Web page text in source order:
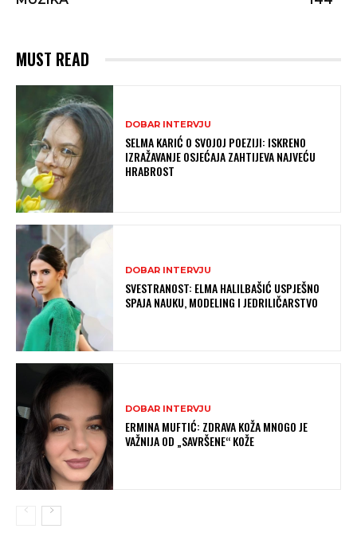
MUST READ
DOBAR INTERVJU
SELMA KARIĆ O SVOJOJ POEZIJI: ISKRENO
IZRAŽAVANJE OSJEĆAJA ZAHTIJEVA NAJVEĆU
HRABROST
DOBAR INTERVJU
SVESTRANOST: ELMA HALILBAŠIĆ USPJEŠNO
SPAJA NAUKU, MODELING I JEDRILIČARSTVO
DOBAR INTERVJU
ERMINA MUFTIĆ: ZDRAVA KOŽA MNOGO JE
VAŽNIJA OD „SAVRŠENE“ KOŽE